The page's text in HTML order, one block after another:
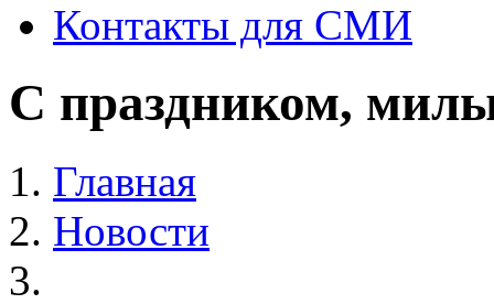
Контакты для СМИ
С праздником,
Главная
Новости